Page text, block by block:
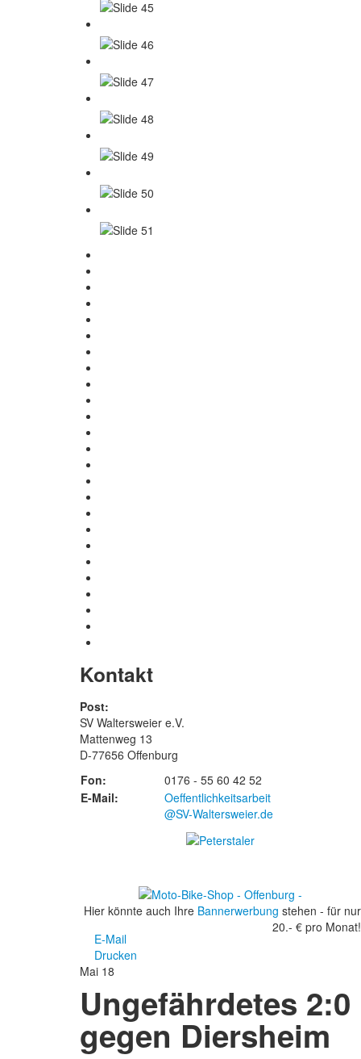
Kontakt
Post:
SV Waltersweier e.V.
Mattenweg 13
D-77656 Offenburg
Fon:
0176 - 55 60 42 52
E-Mail:
Oeffentlichkeitsarbeit
@SV-Waltersweier.de
Hier könnte auch Ihre Bannerwerbung stehen - für nur
20.- € pro Monat!
E-Mail
Drucken
Mai 18
Ungefährdetes 2:0
gegen Diersheim